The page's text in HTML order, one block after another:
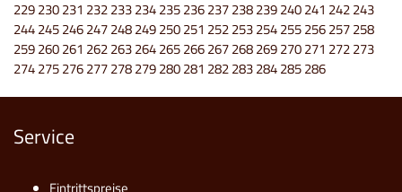
229230231 232233234235236237238239240241 242243
244245246247248249250251 252253254255256257258
259260261 262263264265266267268269270271 272273
274275276277278279280281 282283284285286
Service